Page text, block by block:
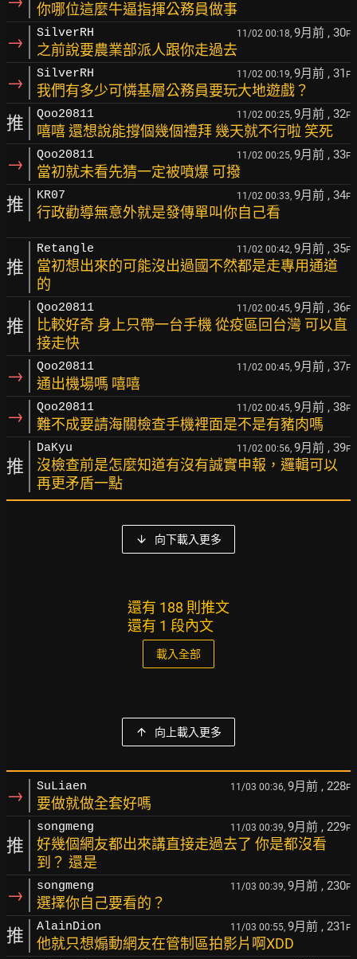
你哪位這麼牛逼指揮公務員做事
→ SilverRH 11/02 00:18, 9月前 , 30F
之前說要農業部派人跟你走過去
→ SilverRH 11/02 00:19, 9月前 , 31 F
我們有多少可憐基層公務員要玩大地遊戲？
推 Qoo20811 11/02 00:25, 9月前 , 32F
嘻嘻 還想說能撐個幾個禮拜 幾天就不行啦 笑死
→ Qoo20811 11/02 00:25, 9月前 , 33F
當初就未看先猜一定被噴爆 可撥
推 KR07 11/02 00:33, 9月前 , 34F
行政勸導無意外就是發傳單叫你自己看
推
Retangle 11/02 00:42, 9月前 , 35F
當初想出來的可能沒出過國不然都是走專用通道
的
推
Qoo20811 11/02 00:45, 9月前 , 36F
比較好奇 身上只帶一台手機 從疫區回台灣 可以直
接走快
→ Qoo20811 11/02 00:45, 9月前 , 37F
通出機場嗎 嘻嘻
→ Qoo20811 11/02 00:45, 9月前 , 38F
難不成要請海關檢查手機裡面是不是有豬肉嗎
推
DaKyu 11/02 00:56, 9月前 , 39F
沒檢查前是怎麼知道有沒有誠實申報，邏輯可以
再更矛盾一點
向下載入更多
還有 188 則推文
還有 1 段內文
載入全部
向上載入更多
→ SuLiaen 11/03 00:36, 9月前 , 228F
要做就做全套好嗎
推
songmeng 11/03 00:39, 9月前 , 229F
好幾個網友都出來講直接走過去了 你是都沒看
到？ 還是
→ songmeng 11/03 00:39, 9月前 , 230F
選擇你自己要看的？
推 AlainDion 11/03 00:55, 9月前 , 231 F
他就只想煽動網友在管制區拍影片啊XDD